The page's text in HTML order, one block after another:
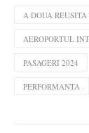
A DOUA REUSITA
AEROPORTUL
PASAGERI 2024
PERFORMANTA